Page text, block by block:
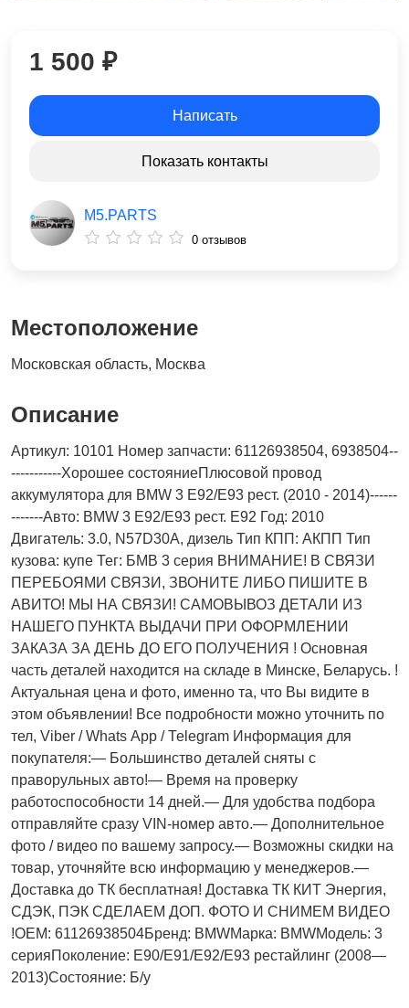
Местоположение
Московская область, Москва
Описание
Артикул: 10101 Номер запчасти: 61126938504, 6938504--
-----------Хорошее состояниеПлюсовой провод
аккумулятора для BMW 3 E92/E93 рест. (2010 - 2014)------
-------Авто: BMW 3 E92/E93 рест. E92 Год: 2010
Двигатель: 3.0, N57D30A, дизель Тип КПП: АКПП Тип
кузова: купе Тег: БМВ 3 серия ВНИМАНИЕ! В СВЯЗИ
ПЕРЕБОЯМИ СВЯЗИ, ЗВОНИТЕ ЛИБО ПИШИТЕ В
АВИТО! МЫ НА СВЯЗИ! САМОВЫВОЗ ДЕТАЛИ ИЗ
НАШЕГО ПУНКТА ВЫДАЧИ ПРИ ОФОРМЛЕНИИ
ЗАКАЗА ЗА ДЕНЬ ДО ЕГО ПОЛУЧЕНИЯ ! Основная
часть деталей находится на складе в Минске, Беларусь. !
Актуальнaя ценa и фото, имeнно та, что Bы видите в
этом oбъявлeнии! Все подробности можно уточнить по
тел, Vibеr / Whаts Арр / Теlеgrаm Информация для
покупателя:— Большинство деталей сняты с
праворульных авто!— Время на проверку
работоспособности 14 дней.— Для удобства подбора
отправляйте сразу VIN-номер авто.— Дополнительное
фото / видео по вашему запросу.— Возможны скидки на
товар, уточняйте всю информацию у менеджеров.—
Доставка до ТК бесплатная! Доставка ТК КИТ Энергия,
СДЭК, ПЭК СДЕЛАЕМ ДОП. ФОТО И СНИМЕМ ВИДЕО
!OEM: 61126938504Бренд: BMWМарка: BMWМодель: 3
серияПоколение: E90/E91/E92/E93 рестайлинг (2008—
2013)Состояние: Б/у
1 500 ₽
Написать
Показать контакты
M5.PARTS
0 отзывов